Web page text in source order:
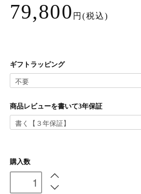
79,800 円(税込)
ギフトラッピング
商品レビューを書いて3年保証
購入数